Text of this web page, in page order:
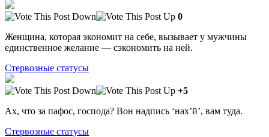
0
Женщина, которая экономит на себе, вызывает у мужчины
единственное желание — сэкономить на ней.
Стервозные статусы
+5
Ах, что за пафос, господа? Вон надпись ‘нах’й’, вам туда.
Стервозные статусы